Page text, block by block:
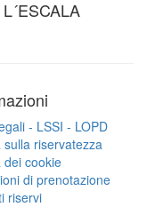
- LSSI - LOPD
sulla riservatezza
dei cookie
di prenotazione
riservi